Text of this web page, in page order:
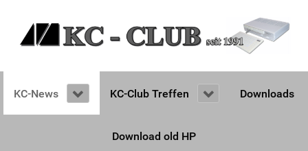
KC-News KC-Club Treffen Downloads
Download old HP